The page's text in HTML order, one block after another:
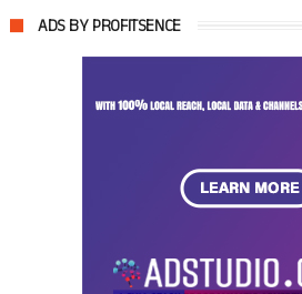
ADS BY PROFITSENCE